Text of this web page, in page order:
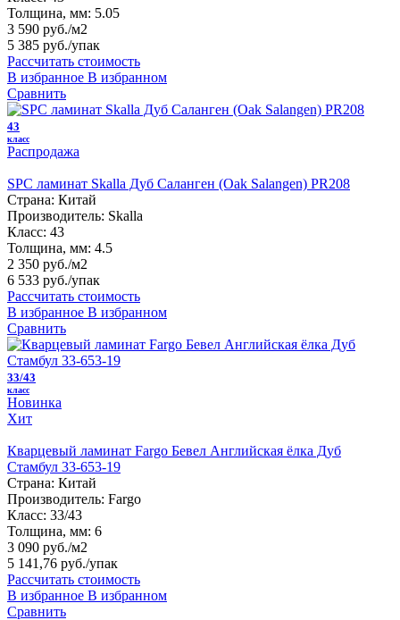
Толщина, мм: 5.05
3 590 руб./м2
5 385 руб./упак
Рассчитать стоимость
В избранное В избранном
Сравнить
43
класс
Распродажа
SPC ламинат Skalla Дуб Саланген (Oak Salangen) PR208
Страна: Китай
Производитель: Skalla
Класс: 43
Толщина, мм: 4.5
2 350 руб./м2
6 533 руб./упак
Рассчитать стоимость
В избранное В избранном
Сравнить
33/43
класс
Новинка
Хит
Кварцевый ламинат Fargo Бевел Английская ёлка Дуб
Стамбул 33-653-19
Страна: Китай
Производитель: Fargo
Класс: 33/43
Толщина, мм: 6
3 090 руб./м2
5 141,76 руб./упак
Рассчитать стоимость
В избранное В избранном
Сравнить